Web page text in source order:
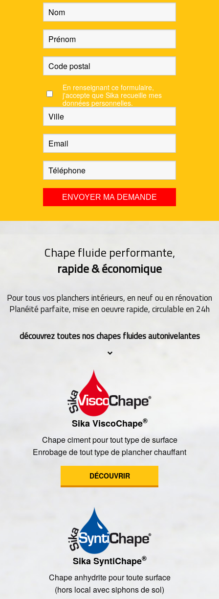
En renseignant ce formulaire,
j'accepte que Sika recueille mes
données personnelles.
Chape fluide performante,
rapide & économique
Pour tous vos planchers intérieurs, en neuf ou en rénovation
Planéité parfaite, mise en oeuvre rapide, circulable en 24h
découvrez toutes nos chapes fluides autonivelantes
Sika ViscoChape®
Chape ciment pour tout type de surface
Enrobage de tout type de plancher chauffant
DÉCOUVRIR
Sika SyntiChape®
Chape anhydrite pour toute surface
(hors local avec siphons de sol)